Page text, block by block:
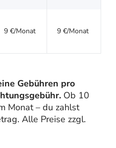
9 €/Monat 9 €/Monat
Gebühren pro
Ob 10
Monat – du zahlst
Alle Preise zzgl.